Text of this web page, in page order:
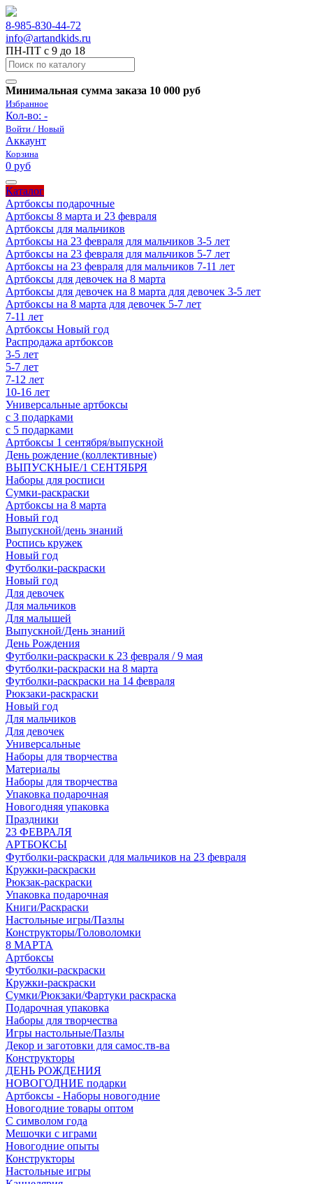
8-985-830-44-72
info@artandkids.ru
ПН-ПТ с 9 до 18
Минимальная сумма заказа 10 000 руб
Избранное
Кол-во: -
Войти / Новый
Аккаунт
Корзина
0 руб
Каталог
Артбоксы подарочные
Артбоксы 8 марта и 23 февраля
Артбоксы для мальчиков
Артбоксы на 23 февраля для мальчиков 3-5 лет
Артбоксы на 23 февраля для мальчиков 5-7 лет
Артбоксы на 23 февраля для мальчиков 7-11 лет
Артбоксы для девочек на 8 марта
Артбоксы для девочек на 8 марта для девочек 3-5 лет
Артбоксы на 8 марта для девочек 5-7 лет
7-11 лет
Артбоксы Новый год
Распродажа артбоксов
3-5 лет
5-7 лет
7-12 лет
10-16 лет
Универсальные артбоксы
с 3 подарками
с 5 подарками
Артбоксы 1 сентября/выпускной
День рождение (коллективные)
ВЫПУСКНЫЕ/1 СЕНТЯБРЯ
Наборы для росписи
Сумки-раскраски
Артбоксы на 8 марта
Новый год
Выпускной/день знаний
Роспись кружек
Новый год
Футболки-раскраски
Новый год
Для девочек
Для мальчиков
Для малышей
Выпускной/День знаний
День Рождения
Футболки-раскраски к 23 февраля / 9 мая
Футболки-раскраски на 8 марта
Футболки-раскраски на 14 февраля
Рюкзаки-раскраски
Новый год
Для мальчиков
Для девочек
Универсальные
Наборы для творчества
Материалы
Наборы для творчества
Упаковка подарочная
Новогодняя упаковка
Праздники
23 ФЕВРАЛЯ
АРТБОКСЫ
Футболки-раскраски для мальчиков на 23 февраля
Кружки-раскраски
Рюкзак-раскраски
Упаковка подарочная
Книги/Раскраски
Настольные игры/Пазлы
Конструкторы/Головоломки
8 МАРТА
Артбоксы
Футболки-раскраски
Кружки-раскраски
Сумки/Рюкзаки/Фартуки раскраска
Подарочная упаковка
Наборы для творчества
Игры настольные/Пазлы
Декор и заготовки для самос.тв-ва
Конструкторы
ДЕНЬ РОЖДЕНИЯ
НОВОГОДНИЕ подарки
Артбоксы - Наборы новогодние
Новогодние товары оптом
С символом года
Мешочки с играми
Новогодние опыты
Конструкторы
Настольные игры